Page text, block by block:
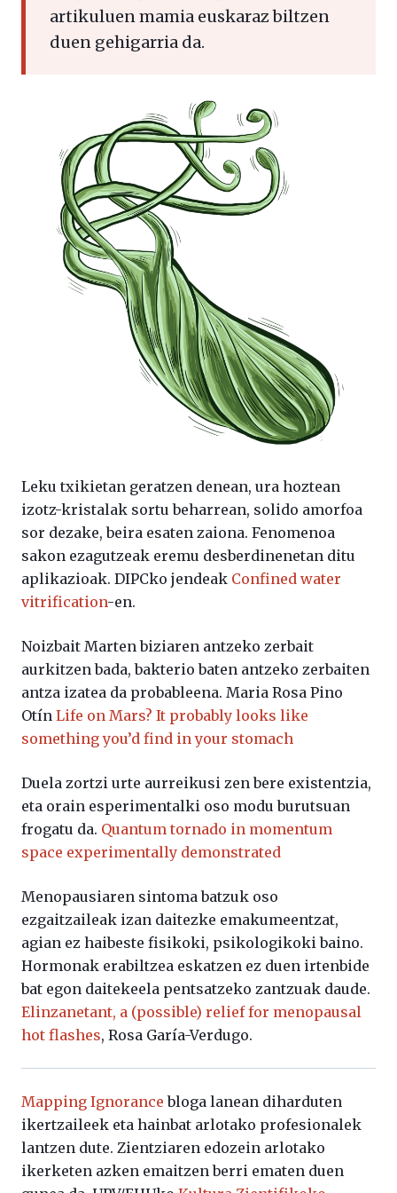
artikuluen mamia euskaraz biltzen
duen gehigarria da.
Leku txikietan geratzen denean, ura hoztean
izotz-kristalak sortu beharrean, solido amorfoa
sor dezake, beira esaten zaiona. Fenomenoa
sakon ezagutzeak eremu desberdinenetan ditu
aplikazioak. DIPCko jendeak Confined water
vitrification-en.
Noizbait Marten biziaren antzeko zerbait
aurkitzen bada, bakterio baten antzeko zerbaiten
antza izatea da probableena. Maria Rosa Pino
Otín Life on Mars? It probably looks like
something you’d find in your stomach
Duela zortzi urte aurreikusi zen bere existentzia,
eta orain esperimentalki oso modu burutsuan
frogatu da. Quantum tornado in momentum
space experimentally demonstrated
Menopausiaren sintoma batzuk oso
ezgaitzaileak izan daitezke emakumeentzat,
agian ez haibeste fisikoki, psikologikoki baino.
Hormonak erabiltzea eskatzen ez duen irtenbide
bat egon daitekeela pentsatzeko zantzuak daude.
Elinzanetant, a (possible) relief for menopausal
hot flashes, Rosa Garía-Verdugo.
Mapping Ignorance bloga lanean diharduten
ikertzaileek eta hainbat arlotako profesionalek
lantzen dute. Zientziaren edozein arlotako
ikerketen azken emaitzen berri ematen duen